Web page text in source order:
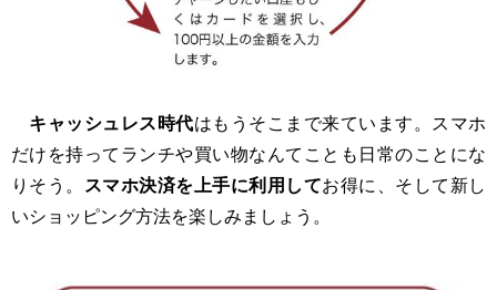
キャッシュレス時代はもうそこまで来ています。スマホ
だけを持ってランチや買い物なんてことも日常のことにな
りそう。 スマホ決済を上手に利用してお得に、そして新し
いショッピング方法を楽しみましょう。